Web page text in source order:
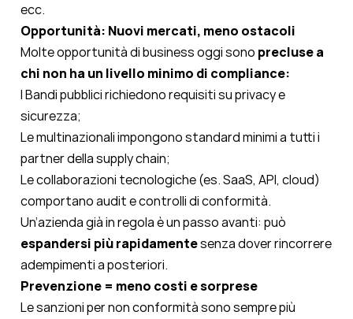
ecc.
Opportunità: Nuovi mercati, meno ostacoli
Molte opportunità di business oggi sono precluse a
chi non ha un livello minimo di compliance:
I Bandi pubblici richiedono requisiti su privacy e
sicurezza;
Le multinazionali impongono standard minimi a tutti i
partner della supply chain;
Le collaborazioni tecnologiche (es. SaaS, API, cloud)
comportano audit e controlli di conformità.
Un’azienda già in regola è un passo avanti: può
espandersi più rapidamentesenza dover rincorrere
adempimenti a posteriori.
Prevenzione = meno costi e sorprese
Le sanzioni per non conformità sono sempre più